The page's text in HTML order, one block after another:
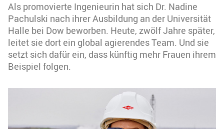
Als promovierte Ingenieurin hat sich Dr. Nadine
Pachulski nach ihrer Ausbildung an der Universität
Halle bei Dow beworben. Heute, zwölf Jahre später,
leitet sie dort ein global agierendes Team. Und sie
setzt sich dafür ein, dass künftig mehr Frauen ihrem
Beispiel folgen.